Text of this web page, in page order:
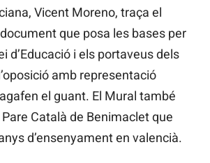
Vicent Moreno, traça el
que posa les bases per
d’Educació i els portaveus dels
amb representació
el guant. El Mural també
Català de Benimaclet que
d’ensenyament en valencià.